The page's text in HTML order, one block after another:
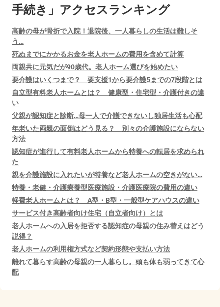
手続き」アクセスランキング
高齢の母が骨折で入院！退院後、一人暮らしの生活は難しそ
う…
死ぬまでにかかるお金を老人ホームの費用を含めて計算
両親共に元気だが90歳代。老人ホーム選びを始めたい
要介護はいくつまで？ 要支援1から要介護5までの7段階とは
自立型有料老人ホームとは？ 健康型・住宅型・介護付きの違
い
父親が認知症と診断…母一人で介護できないし独居生活も心配
年老いた両親の面倒はどう見る？ 別々の介護施設にならない
方法
認知症が進行して有料老人ホームから特養への転居を求められ
た
親を介護施設に入れたいが特養など老人ホームの空きがない…
特養・老健・介護療養型医療施設・介護医療院の費用の違い
軽費老人ホームとは？ A型・B型・一般型ケアハウスの違い
サービス付き高齢者向け住宅（自立者向け）とは
老人ホームへの入居を拒否する認知症の母親の住み替えはどう
説得？
老人ホームの利用権方式など契約形態や支払い方法
離れて暮らす高齢の母親の一人暮らし。頭も体も弱ってきて心
配